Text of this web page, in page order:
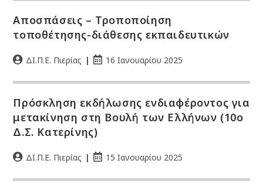
Αποσπάσεις – Τροποποίηση
τοποθέτησης-διάθεσης εκπαιδευτικών
ΔΙ.Π.Ε. Πιερίας 16 Ιανουαρίου 2025
Πρόσκληση εκδήλωσης ενδιαφέροντος για
μετακίνηση στη Βουλή των Ελλήνων (10ο
Δ.Σ. Κατερίνης)
ΔΙ.Π.Ε. Πιερίας 15 Ιανουαρίου 2025